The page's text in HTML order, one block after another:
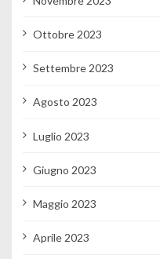
Ottobre 2023
Settembre 2023
Agosto 2023
Luglio 2023
Giugno 2023
Maggio 2023
Aprile 2023